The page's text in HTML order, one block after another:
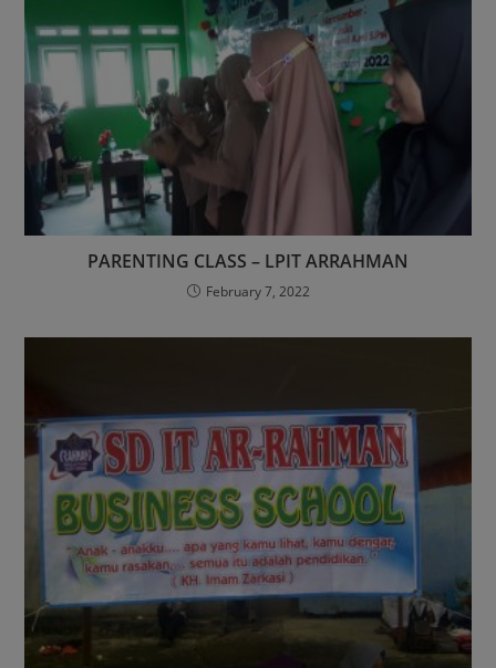
PARENTING CLASS – LPIT ARRAHMAN
February 7, 2022